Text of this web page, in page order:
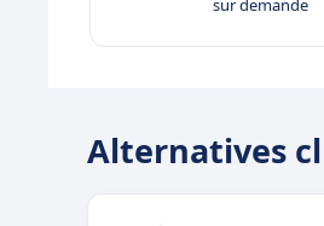
sur demande
Alternatives